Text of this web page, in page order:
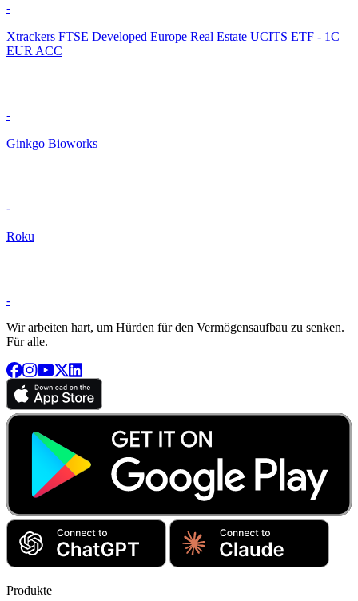
-
Xtrackers FTSE Developed Europe Real Estate UCITS ETF - 1C
EUR ACC
-
Ginkgo Bioworks
-
Roku
-
Wir arbeiten hart, um Hürden für den Vermögensaufbau zu senken.
Für alle.
Produkte